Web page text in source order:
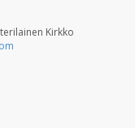
Kirkko